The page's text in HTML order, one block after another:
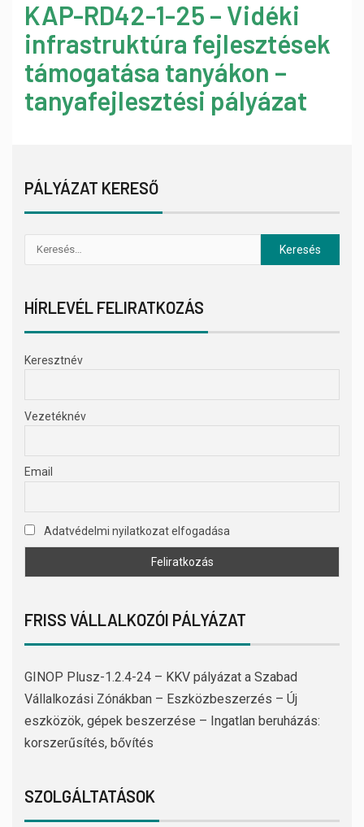
KAP-RD42-1-25 – Vidéki
infrastruktúra fejlesztések
támogatása tanyákon –
tanyafejlesztési pályázat
PÁLYÁZAT KERESŐ
HÍRLEVÉL FELIRATKOZÁS
Keresztnév
Vezetéknév
Email
Adatvédelmi nyilatkozat elfogadása
FRISS VÁLLALKOZÓI PÁLYÁZAT
GINOP Plusz-1.2.4-24 – KKV pályázat a Szabad
Vállalkozási Zónákban – Eszközbeszerzés – Új
eszközök, gépek beszerzése – Ingatlan beruházás:
korszerűsítés, bővítés
SZOLGÁLTATÁSOK